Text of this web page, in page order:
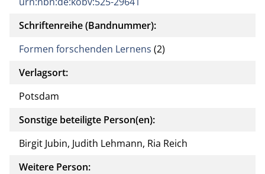
Schriftenreihe (Bandnummer):
Formen forschenden Lernens (2)
Verlagsort:
Potsdam
Sonstige beteiligte Person(en):
Birgit Jubin, Judith Lehmann, Ria Reich
Weitere Person: